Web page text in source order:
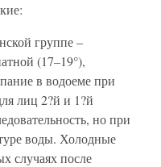
группе –
(17–19°),
в водоеме при
лиц 2?й и 1?й
но при
воды. Холодные
случаях после